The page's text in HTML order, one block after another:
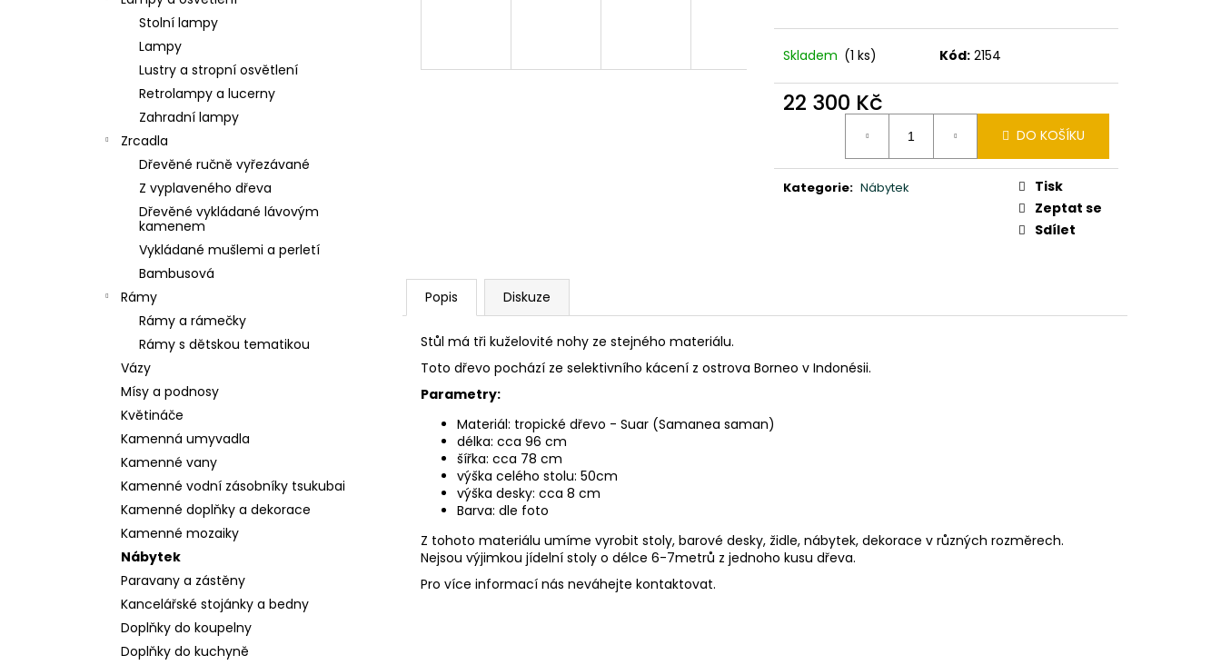
Stolní lampy
Lampy
Lustry a stropní osvětlení
Retrolampy a lucerny
Zahradní lampy
Zrcadla
Dřevěné ručně vyřezávané
Z vyplaveného dřeva
Dřevěné vykládané lávovým
kamenem
Vykládané mušlemi a perletí
Bambusová
Rámy
Rámy a rámečky
Rámy s dětskou tematikou
Vázy
Mísy a podnosy
Květináče
Kamenná umyvadla
Kamenné vany
Kamenné vodní zásobníky tsukubai
Kamenné doplňky a dekorace
Kamenné mozaiky
Nábytek
Paravany a zástěny
Kancelářské stojánky a bedny
Doplňky do koupelny
Doplňky do kuchyně
Skladem (1 ks) Kód: 2154
22 300 Kč
DO KOŠÍKU
Kategorie: Nábytek
Tisk
Zeptat se
Sdílet
Popis Diskuze
Stůl má tři kuželovité nohy ze stejného materiálu.
Toto dřevo pochází ze selektivního kácení z ostrova Borneo v Indonésii.
Parametry:
Materiál: tropické dřevo - Suar (Samanea saman)
délka: cca 96 cm
šířka: cca 78 cm
výška celého stolu: 50cm
výška desky: cca 8 cm
Barva: dle foto
Z tohoto materiálu umíme vyrobit stoly, barové desky, židle, nábytek, dekorace v různých rozměrech.
Nejsou výjimkou jídelní stoly o délce 6-7metrů z jednoho kusu dřeva.
Pro více informací nás neváhejte kontaktovat.
SOCHA BUDHA BUDDHA 165CM PATINA
39 900 Kč
SLON STOJÍCÍ 20X24X10CM PATINA DB